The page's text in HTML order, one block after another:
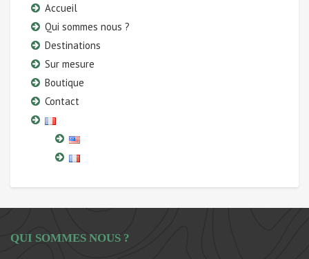
Accueil
Qui sommes nous ?
Destinations
Sur mesure
Boutique
Contact
QUI SOMMES NOUS ?